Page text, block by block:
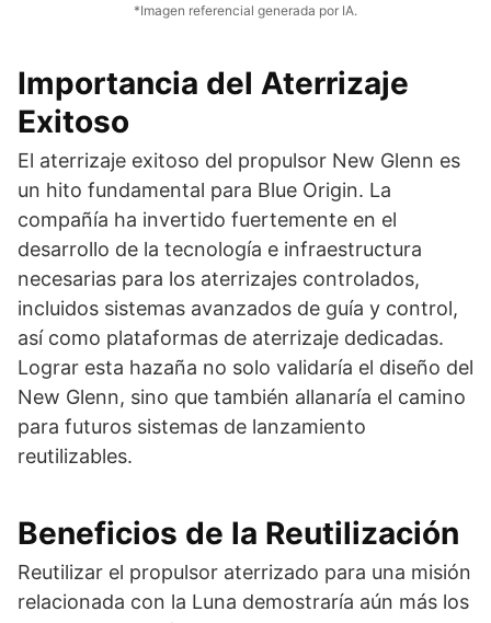
*Imagen referencial generada por IA.
Importancia del Aterrizaje
Exitoso
El aterrizaje exitoso del propulsor New Glenn es
un hito fundamental para Blue Origin. La
compañía ha invertido fuertemente en el
desarrollo de la tecnología e infraestructura
necesarias para los aterrizajes controlados,
incluidos sistemas avanzados de guía y control,
así como plataformas de aterrizaje dedicadas.
Lograr esta hazaña no solo validaría el diseño del
New Glenn, sino que también allanaría el camino
para futuros sistemas de lanzamiento
reutilizables.
Beneficios de la Reutilización
Reutilizar el propulsor aterrizado para una misión
relacionada con la Luna demostraría aún más los